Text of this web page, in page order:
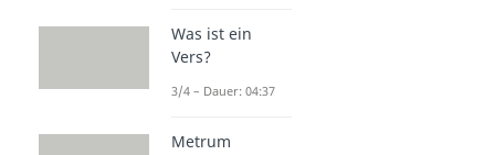
Was ist ein
Vers?
3/4 – Dauer: 04:37
Metrum